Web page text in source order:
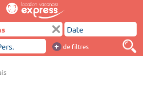
+ de filtres